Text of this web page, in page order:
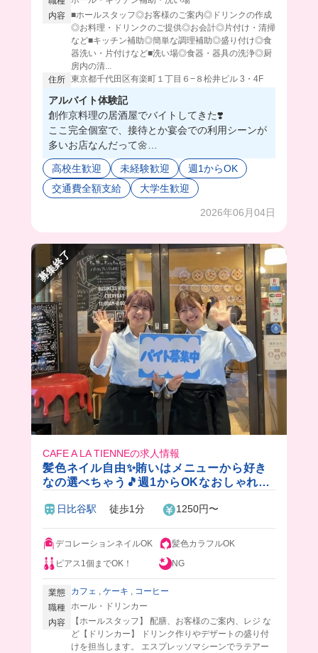
内容 ■ホールスタッフ◎お客様のご案内◎ドリンクの作成
◎お料理・ドリンクのご提供◎お会計◎片付け・清掃
など■キッチン補助◎簡単な調理補助◎盛り付け◎食
器洗い・片付けなど■洗い場◎食器・器具の洗浄◎厨
房内の清...
住所 東京都千代田区有楽町１丁目６−８松井ビル 3・4F
アルバイト体験記
創作京料理の居酒屋でバイトしてきた❣️
ここ完全個室で、接待とか宴会での利用シーンが
多いお店なんだって🌼
ホールとキッチンに分かれてるんだけど、どちら
も未経験でも大丈夫💓✌🏻大手だからマニュアルも
しっかりしてて、超丁寧に教えてくれて安心すぎ
同世代も多いから、たくさんバ友も出来ちゃうか
みんなも応募してみない⁉️😉
高校生歓迎 未経験歓迎
週1からOK
交通費全額支給
大学生歓迎
2026年06月04日
募集終了
CAFE A LA TIENNEの求人情報
髪色ネイル自由✨賄いはメニューから好き
なの選べちゃう🎵週1からOKなおしゃれカ
日比谷駅 徒歩1分 1250円〜
デコレーションネイルOK
髪色カラフルOK
ピアス1個までOK！
NG
業態 カフェ , ケーキ , コーヒー
職種 ホール・ドリンカー
内容
【ホールスタッフ】 配膳、お客様のご案内、レジ な
ど【ドリンカー】 ドリンク作りやデザートの盛り付
けを担当します。 エスプレッソマシーンでラテアー